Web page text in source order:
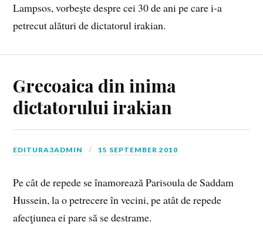
Lampsos, vorbeşte despre cei 30 de ani pe care i-a
petrecut alături de dictatorul irakian.
Grecoaica din inima
dictatorului irakian
EDITURA3ADMIN 15 SEPTEMBER 2010
Pe cât de repede se înamorează Parisoula de Saddam
Hussein, la o petrecere în vecini, pe atât de repede
afecţiunea ei pare să se destrame.